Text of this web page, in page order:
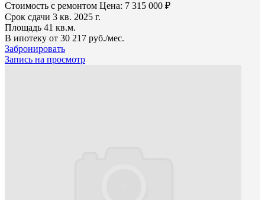
Стоимость с ремонтом Цена: 7 315 000 ₽
Срок сдачи 3 кв. 2025 г.
Площадь 41 кв.м.
В ипотеку от 30 217 руб./мес.
Забронировать
Запись на просмотр